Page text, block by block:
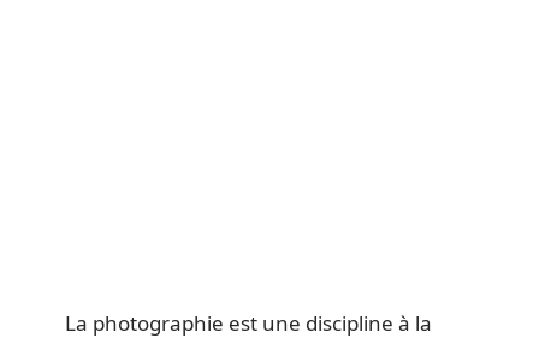
La photographie est une discipline à la